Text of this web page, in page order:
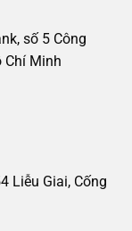
số 5 Công
Chí Minh
Liễu Giai, Cống